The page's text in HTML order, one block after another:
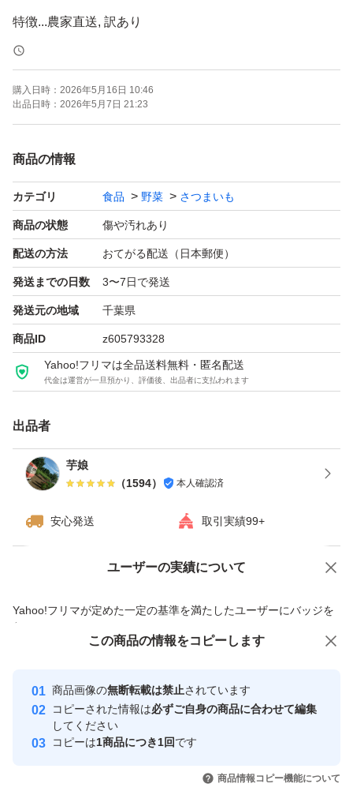
特徴...農家直送, 訳あり
量...5kg
土付きです。
計量はダンボールに詰めた状態で100~500gほど多く入れ
させていただきます。
重量はダンボール込みでの表示になります。
芋の状態や在庫状況、市場価格の相場で価格が変更になる
場合があります。
また、在庫が無くなり次第商品を削除させていただきます
複数商品のご購入をご希望の場合、質問よりメッセージを
頂ければ差額送料を引いておまとめしたものを出品致しま
専用出品はできませんので早めにご購入をお願い致しま
もし他の方が先にご購入してしまった場合は先にご購入頂
いた方とお取引となりますのでご理解ください。
で4~7日としてあります。
発送までに1週間以上かかる場合もありますのでご了承く
購入日時： 2026年5月16日 10:46
出品日時： 2026年5月7日 21:23
商品の情報
カテゴリ 食品 野菜 さつまいも
商品の状態 傷や汚れあり
配送の方法 おてがる配送（日本郵便）
発送までの日数 3〜7日で発送
発送元の地域 千葉県
商品ID z605793328
Yahoo!フリマは全品送料無料・匿名配送
代金は運営が一旦預かり、評価後、出品者に支払われます
出品者
芋娘
（1594） 本人確認済
安心発送 取引実績99+
ユーザーの実績について
Yahoo!フリマが定めた一定の基準を満たしたユーザーにバッジを
付与しています
安心取引出品者
心・安全なユーザーです
取引実績
引を完了させた実績があります
価格の相談 商品への質問
この商品の情報をコピーします
商品画像の無断転載は禁止されています
コピーされた情報は必ずご自身の商品に合わせて編集
してください
コピーは1商品につき1回です
商品情報コピー機能について
この商品をみている人にオススメ